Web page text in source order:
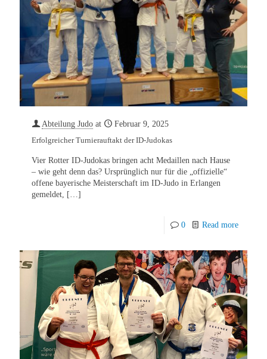
Abteilung Judo at
Februar 9, 2025
Erfolgreicher Turnierauftakt der ID-Judokas
Vier Rotter ID-Judokas bringen acht Medaillen nach Hause
– wie geht denn das? Ursprünglich nur für die „offizielle“
offene bayerische Meisterschaft im ID-Judo in Erlangen
gemeldet, […]
0 Read more